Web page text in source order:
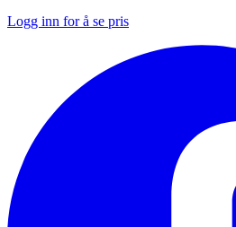
Logg inn for å se pris